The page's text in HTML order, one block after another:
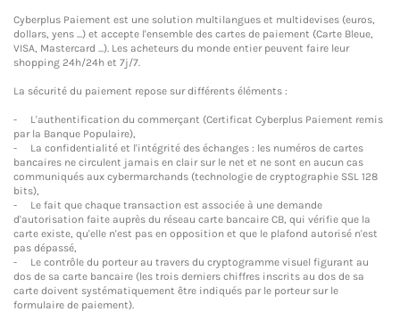
Cyberplus Paiement est une solution multilangues et multidevises (euros,
dollars, yens ...) et accepte l'ensemble des cartes de paiement (Carte Bleue,
VISA, Mastercard ...). Les acheteurs du monde entier peuvent faire leur
shopping 24h/24h et 7j/7.
La sécurité du paiement repose sur différents éléments :
- L'authentification du commerçant (Certificat Cyberplus Paiement remis
par la Banque Populaire),
- La confidentialité et l'intégrité des échanges : les numéros de cartes
bancaires ne circulent jamais en clair sur le net et ne sont en aucun cas
communiqués aux cybermarchands (technologie de cryptographie SSL 128
bits),
- Le fait que chaque transaction est associée à une demande
d'autorisation faite auprès du réseau carte bancaire CB, qui vérifie que la
carte existe, qu'elle n'est pas en opposition et que le plafond autorisé n'est
pas dépassé,
- Le contrôle du porteur au travers du cryptogramme visuel figurant au
dos de sa carte bancaire (les trois derniers chiffres inscrits au dos de sa
carte doivent systématiquement être indiqués par le porteur sur le
formulaire de paiement).